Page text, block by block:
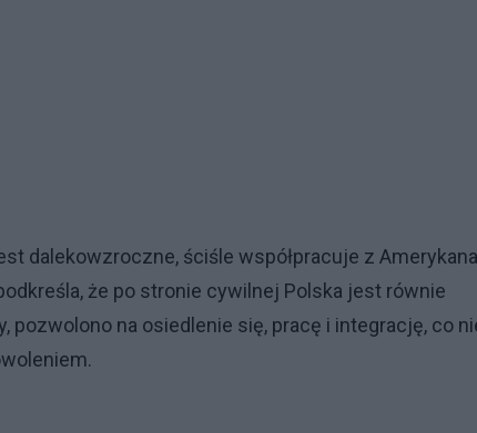
dalekowzroczne, ściśle współpracuje z
że po stronie cywilnej Polska jest równie
na osiedlenie się, pracę i integrację, co